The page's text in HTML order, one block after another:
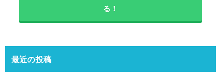
る！
最近の投稿